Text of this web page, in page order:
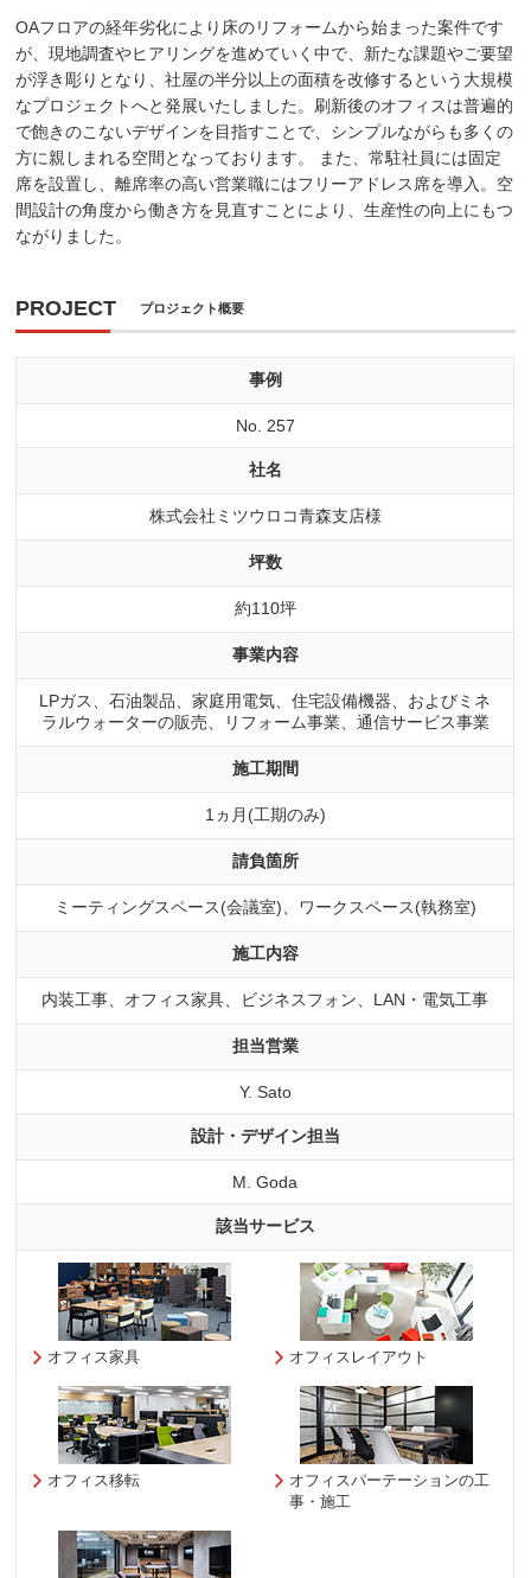
OAフロアの経年劣化により床のリフォームから始まった案件です
が、現地調査やヒアリングを進めていく中で、新たな課題やご要望
が浮き彫りとなり、社屋の半分以上の面積を改修するという大規模
なプロジェクトへと発展いたしました。刷新後のオフィスは普遍的
で飽きのこないデザインを目指すことで、シンプルながらも多くの
方に親しまれる空間となっております。 また、常駐社員には固定
席を設置し、離席率の高い営業職にはフリーアドレス席を導入。空
間設計の角度から働き方を見直すことにより、生産性の向上にもつ
ながりました。
PROJECT プロジェクト概要
事例
No. 257
社名
株式会社ミツウロコ青森支店様
坪数
約110坪
事業内容
LPガス、石油製品、家庭用電気、住宅設備機器、およびミネ
ラルウォーターの販売、リフォーム事業、通信サービス事業
施工期間
1ヵ月(工期のみ)
請負箇所
ミーティングスペース(会議室)、ワークスペース(執務室)
施工内容
内装工事、オフィス家具、ビジネスフォン、LAN・電気工事
担当営業
Y. Sato
設計・デザイン担当
M. Goda
該当サービス
オフィス家具 オフィスレイアウト
オフィス移転
オフィスパーテーションの工
事・施工